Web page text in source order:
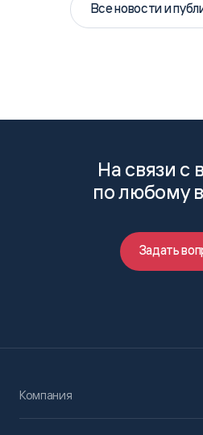
Все новости и
На связи с
по любому
Задать
Компания